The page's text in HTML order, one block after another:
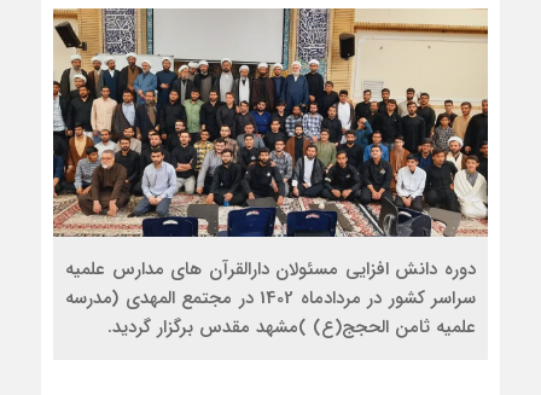
دوره دانش افزایی مسئولان دارالقرآن های مدارس علمیه
سراسر کشور در مردادماه 1402 در مجتمع المهدی (مدرسه
علمیه ثامن الحجج(ع) )مشهد مقدس برگزار گردید.